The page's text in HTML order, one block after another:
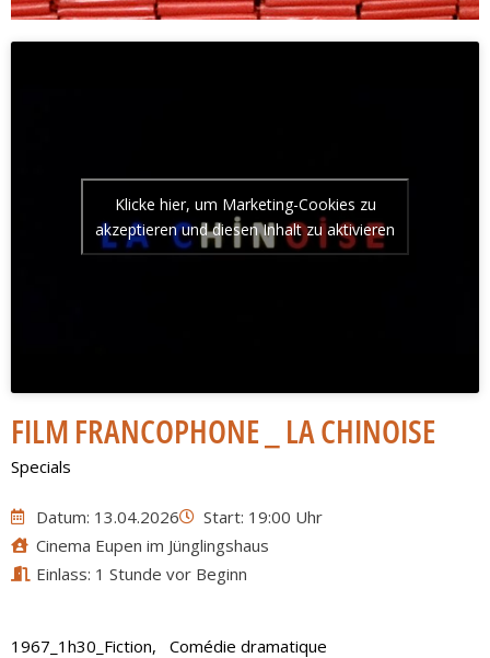
Klicke hier, um Marketing-Cookies zu
akzeptieren und diesen Inhalt zu aktivieren
FILM FRANCOPHONE _ LA CHINOISE
Specials
Datum: 13.04.2026
Start: 19:00 Uhr
Cinema Eupen im Jünglingshaus
Einlass: 1 Stunde vor Beginn
1967_1h30_ Fiction,
Comédie dramatique